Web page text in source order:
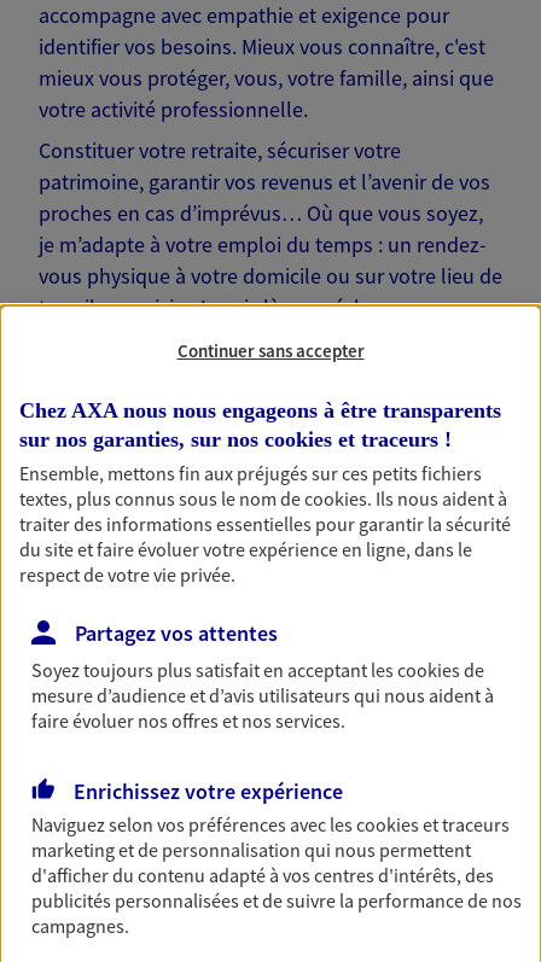
accompagne avec empathie et exigence pour
identifier vos besoins. Mieux vous connaître, c'est
mieux vous protéger, vous, votre famille, ainsi que
votre activité professionnelle.
Constituer votre retraite, sécuriser votre
patrimoine, garantir vos revenus et l’avenir de vos
proches en cas d’imprévus… Où que vous soyez,
je m’adapte à votre emploi du temps : un rendez-
vous physique à votre domicile ou sur votre lieu de
travail, une visio. Je suis là pour échanger avec
Nos offres phares
Réalisez vos projets grâce à votre épargne : achat
immobilier, études des enfants ou voyage autour
du monde… Épargnez à votre rythme et
simplement, selon votre profil.
Retraite
Préparez sereinement ce nouveau chapitre de
votre vie avec les conseils d'un expert. Découvrez
notre solution PER (Plan Epargne Retraite)
spécialement conçue pour la retraite.
Continuer sans accepter
Chez AXA nous nous engageons à être transparents
sur nos garanties, sur nos cookies et traceurs !
Ensemble, mettons fin aux préjugés sur ces petits fichiers
textes, plus connus sous le nom decookies. Ils nous aident à
traiter des informations essentielles pour garantir la sécurité
du site et faire évoluer votre expérience en ligne, dans le
respect de votre vie privée.
Partagez vos attentes
Soyez toujours plus satisfait en acceptant lescookiesde
mesure d’audience et d’avis utilisateurs qui nous aident à
faire évoluer nos offres et nos services.
Enrichissez votre expérience
Naviguez selon vos préférences avec lescookies et traceurs
marketing et de personnalisation qui nous permettent
d'afficher du contenu adapté à vos centres d'intérêts, des
publicités personnalisées et de suivre la performance de nos
campagnes.